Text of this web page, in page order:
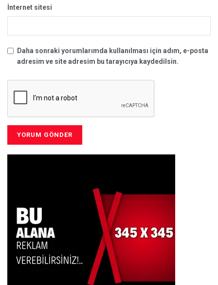
İnternet sitesi
Daha sonraki yorumlarımda kullanılması için adım, e-posta
adresim ve site adresim bu tarayıcıya kaydedilsin.